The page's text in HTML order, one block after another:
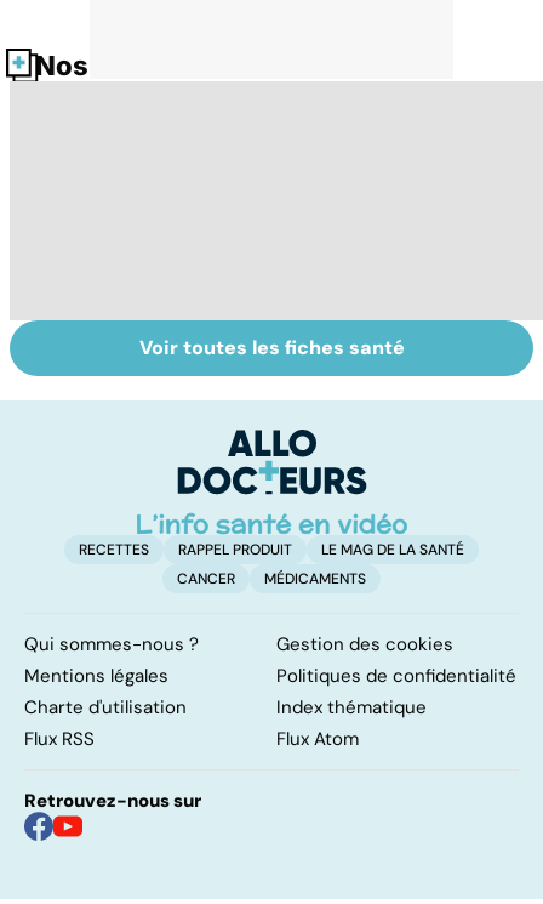
Nos fiches santé
Tout savoir sur
les infections
Inflammation des
amygdales : que
d'angine ?
Voir toutes les fiches santé
RECETTES RAPPEL PRODUIT
LE MAG DE LA SANTÉ
CANCER
MÉDICAMENTS
Qui sommes-nous ?
Gestion des cookies
Mentions légales
Politiques de confidentialité
Charte d'utilisation
Index thématique
Flux RSS
Flux Atom
Retrouvez-nous sur